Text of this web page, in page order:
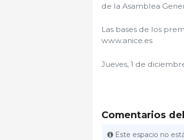
de la Asamblea
Las bases de los
www.anice.es
Jueves, 1 de
Comentarios
Este espacio no